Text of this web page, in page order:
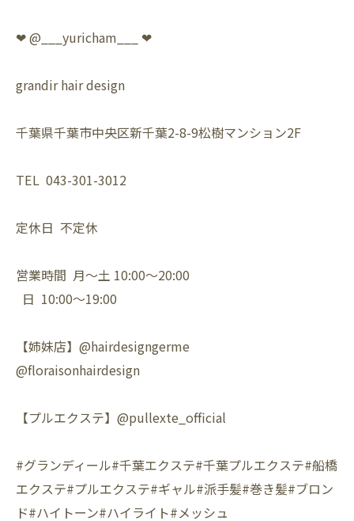
❤︎ @___yuricham___ ❤︎
grandir hair design
千葉県千葉市中央区新千葉2-8-9松樹マンション2F
TEL 043-301-3012
定休日 不定休
営業時間 月〜土 10:00〜20:00
日 10:00〜19:00
【姉妹店】@hairdesigngerme
@floraisonhairdesign
【プルエクステ】@pullexte_official
#グランディール#千葉エクステ#千葉プルエクステ#船橋
エクステ#プルエクステ#ギャル#派手髪#巻き髪#ブロン
ド#ハイトーン#ハイライト#メッシュ